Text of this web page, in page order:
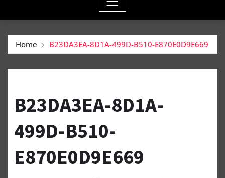
Home B23DA3EA-8D1A-499D-B510-E870E0D9E669
B23DA3EA-8D1A-
499D-B510-
E870E0D9E669